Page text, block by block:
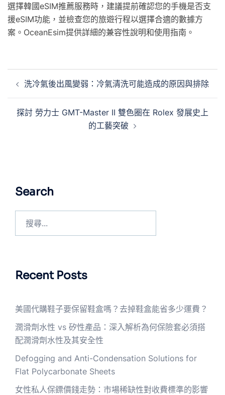
選擇韓國eSIM推薦服務時，建議提前確認您的手機是否支
援eSIM功能，並檢查您的旅遊行程以選擇合適的數據方
案。OceanEsim提供詳細的兼容性說明和使用指南。
洗冷氣後出風變弱：冷氣清洗可能造成的原因與排除
探討 勞力士 GMT-Master II 雙色圈在 Rolex 發展史上
的工藝突破
Search
Recent Posts
美國代購鞋子要保留鞋盒嗎？去掉鞋盒能省多少運費？
潤滑劑水性 vs 矽性產品：深入解析為何保險套必須搭
配潤滑劑水性及其安全性
Defogging and Anti-Condensation Solutions for
Flat Polycarbonate Sheets
女性私人保鏢價錢走勢：市場稀缺性對收費標準的影響